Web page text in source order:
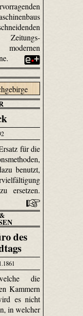
für die
benutzt,
ersetzen.
des
die
Kammern
es nicht
in welcher